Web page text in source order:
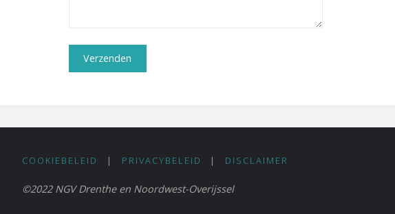
COOKIEBELEID | PRIVACYBELEID | DISCLAIMER
©2022 NGV Drenthe en Noordwest-Overijssel